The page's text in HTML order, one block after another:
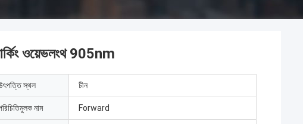
ওয়েভলংথ 905nm
স্থল চীন
নাম Forward